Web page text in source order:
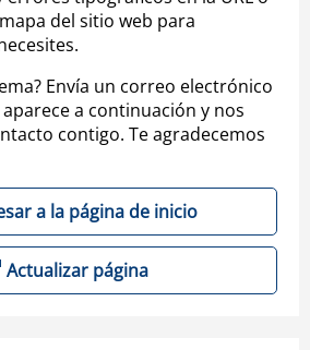
del sitio web para
Envía un correo electrónico
a continuación y nos
contigo. Te agradecemos
a la página de inicio
Actualizar página